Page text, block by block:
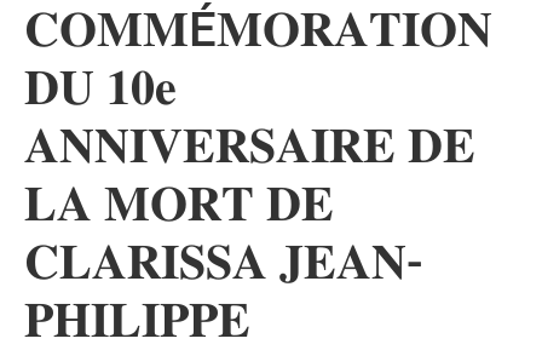
𝐂𝐎𝐌𝐌É𝐌𝐎𝐑𝐀𝐓𝐈𝐎𝐍
𝐃𝐔 𝟏𝟎𝐞
𝐀𝐍𝐍𝐈𝐕𝐄𝐑𝐒𝐀𝐈𝐑𝐄 𝐃𝐄
𝐋𝐀 𝐌𝐎𝐑𝐓 𝐃𝐄
𝐂𝐋𝐀𝐑𝐈𝐒𝐒𝐀 𝐉𝐄𝐀𝐍-
𝐏𝐇𝐈𝐋𝐈𝐏𝐏𝐄